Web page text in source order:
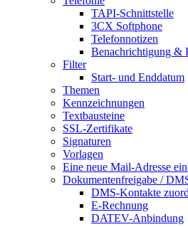
TAPI-Schnittstelle
3CX Softphone
Telefonnotizen
Benachrichtigung &
Filter
Start- und Enddatum
Themen
Kennzeichnungen
Textbausteine
SSL-Zertifikate
Signaturen
Vorlagen
Eine neue Mail-Adresse
Dokumentenfreigabe /
DMS-Kontakte
E-Rechnung
DATEV-Anbindung